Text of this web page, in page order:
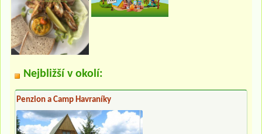
Nejbližší v okolí:
Penzion a Camp Havraníky